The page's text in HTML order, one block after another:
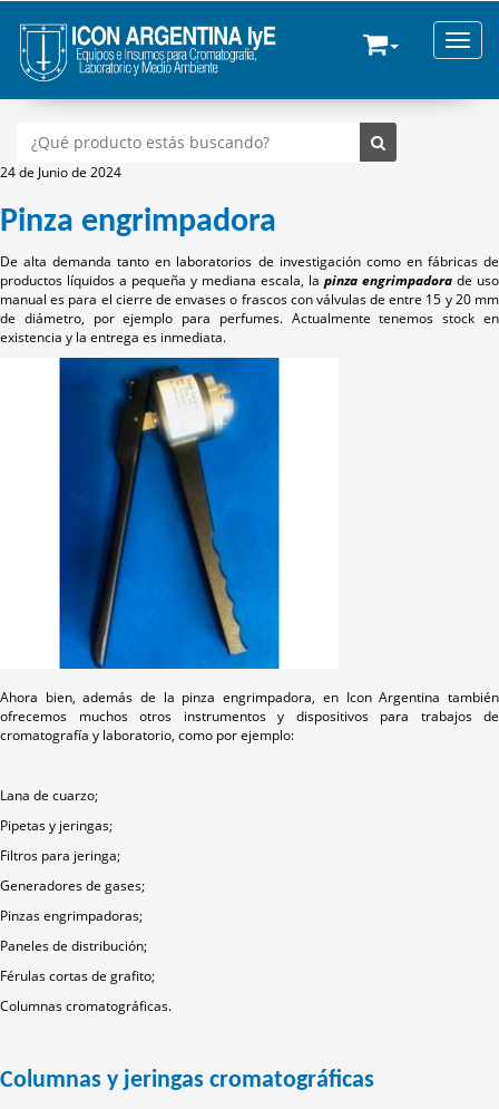
24 de Junio de 2024
Pinza engrimpadora
De alta demanda tanto en laboratorios de investigación como en fábricas de
productos líquidos a pequeña y mediana escala, la pinza engrimpadora de uso
manual es para el cierre de envases o frascos con válvulas de entre 15 y 20 mm
de diámetro, por ejemplo para perfumes. Actualmente tenemos stock en
existencia y la entrega es inmediata.
Ahora bien, además de la pinza engrimpadora, en Icon Argentina también
ofrecemos muchos otros instrumentos y dispositivos para trabajos de
cromatografía y laboratorio, como por ejemplo:
Lana de cuarzo;
Pipetas y jeringas;
Filtros para jeringa;
Generadores de gases;
Pinzas engrimpadoras;
Paneles de distribución;
Férulas cortas de grafito;
Columnas cromatográficas.
Columnas y jeringas cromatográficas